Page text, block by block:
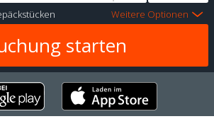
Weitere Optionen